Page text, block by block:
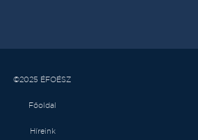
©2025 ÉFOÉSZ
Főoldal
Híreink